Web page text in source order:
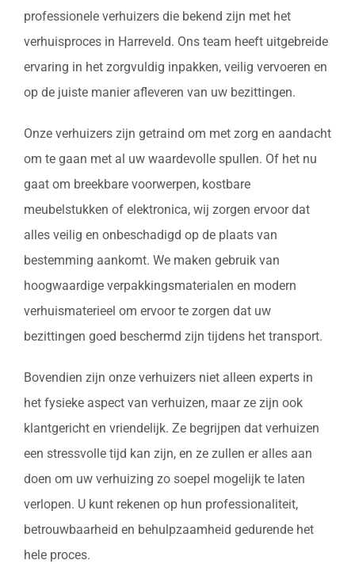
professionele verhuizers die bekend zijn met het
verhuisproces in Harreveld. Ons team heeft uitgebreide
ervaring in het zorgvuldig inpakken, veilig vervoeren en
op de juiste manier afleveren van uw bezittingen.
Onze verhuizers zijn getraind om met zorg en aandacht
om te gaan met al uw waardevolle spullen. Of het nu
gaat om breekbare voorwerpen, kostbare
meubelstukken of elektronica, wij zorgen ervoor dat
alles veilig en onbeschadigd op de plaats van
bestemming aankomt. We maken gebruik van
hoogwaardige verpakkingsmaterialen en modern
verhuismaterieel om ervoor te zorgen dat uw
bezittingen goed beschermd zijn tijdens het transport.
Bovendien zijn onze verhuizers niet alleen experts in
het fysieke aspect van verhuizen, maar ze zijn ook
klantgericht en vriendelijk. Ze begrijpen dat verhuizen
een stressvolle tijd kan zijn, en ze zullen er alles aan
doen om uw verhuizing zo soepel mogelijk te laten
verlopen. U kunt rekenen op hun professionaliteit,
betrouwbaarheid en behulpzaamheid gedurende het
hele proces.